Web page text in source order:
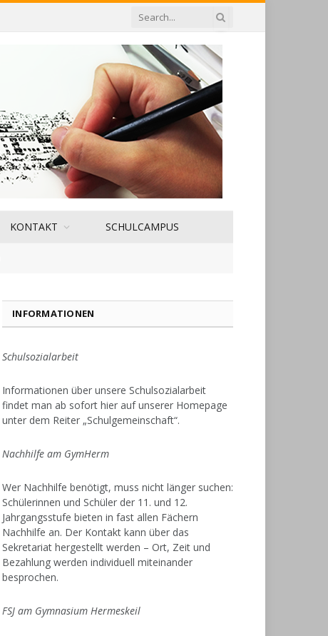
KONTAKT SCHULCAMPUS
INFORMATIONEN
Schulsozialarbeit
Informationen über unsere Schulsozialarbeit
findet man ab sofort hier auf unserer Homepage
unter dem Reiter „Schulgemeinschaft“.
Nachhilfe am GymHerm
Wer Nachhilfe benötigt, muss nicht länger suchen:
Schülerinnen und Schüler der 11. und 12.
Jahrgangsstufe bieten in fast allen Fächern
Nachhilfe an. Der Kontakt kann über das
Sekretariat hergestellt werden – Ort, Zeit und
Bezahlung werden individuell miteinander
besprochen.
FSJ am Gymnasium Hermeskeil